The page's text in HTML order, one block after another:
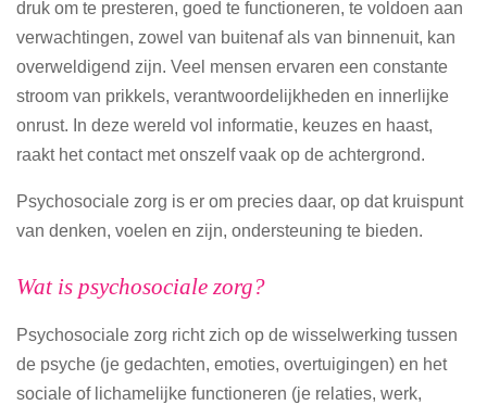
druk om te presteren, goed te functioneren, te voldoen aan
verwachtingen, zowel van buitenaf als van binnenuit, kan
overweldigend zijn. Veel mensen ervaren een constante
stroom van prikkels, verantwoordelijkheden en innerlijke
onrust. In deze wereld vol informatie, keuzes en haast,
raakt het contact met onszelf vaak op de achtergrond.
Psychosociale zorg is er om precies daar, op dat kruispunt
van denken, voelen en zijn, ondersteuning te bieden.
Wat is psychosociale zorg?
Psychosociale zorg richt zich op de wisselwerking tussen
de psyche (je gedachten, emoties, overtuigingen) en het
sociale of lichamelijke functioneren (je relaties, werk,